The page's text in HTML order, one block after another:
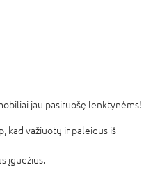
jau pasiruošę lenktynėms!
kad važiuotų ir paleidus iš
įgudžius.